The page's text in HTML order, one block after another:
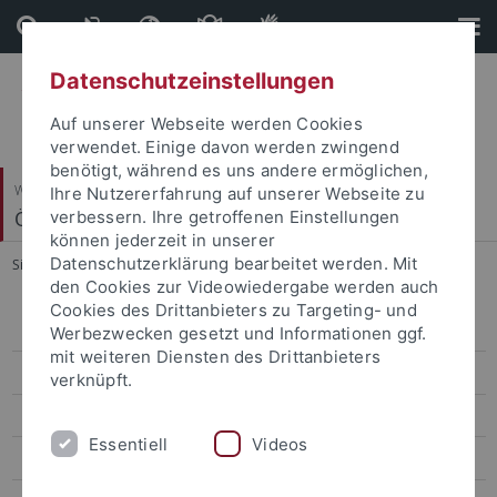
Direkt
zum
Inhalt
Direkt
zur
Fußleiste
Wirtschafts- und Sozialwissenschaftliche Fakultät
Ökonomische Bildung und Wirtschaftsdidaktik
Sie sind hier: Startseite ... Erklärvideos
Bilingualer Wirtschaftsunterricht
Entrepreneurship Education
Erklärvideos
Datenschutzeinstellungen
Auf unserer Webseite werden Cookies
verwendet. Einige davon werden zwingend
benötigt, während es uns andere ermöglichen,
Ihre Nutzererfahrung auf unserer Webseite zu
verbessern. Ihre getroffenen Einstellungen
können jederzeit in unserer
Datenschutzerklärung bearbeitet werden. Mit
den Cookies zur Videowiedergabe werden auch
Cookies des Drittanbieters zu Targeting- und
Werbezwecken gesetzt und Informationen ggf.
mit weiteren Diensten des Drittanbieters
verknüpft.
Essentiell Videos